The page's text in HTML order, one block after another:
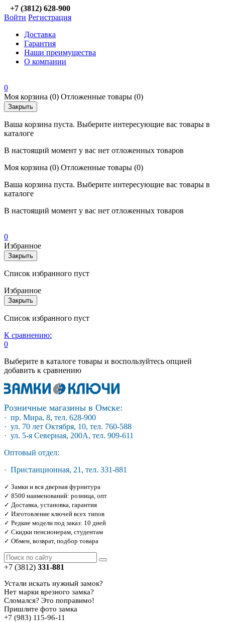
+7 (3812) 628-900
Войти Регистрация
Доставка
Гарантия
Наши преимущества
О компании
0
Моя корзина (0) Отложенные товары (0)
Закрыть
Ваша корзина пуста. Выберите интересующие вас товары в
каталоге
В настоящий момент у вас нет отложенных товаров
Моя корзина (0) Отложенные товары (0)
Ваша корзина пуста. Выберите интересующие вас товары в
каталоге
В настоящий момент у вас нет отложенных товаров
0
Избранное
Закрыть
Список избранного пуст
Избранное
Закрыть
Список избранного пуст
К сравнению:
0
Выберите в каталоге товары и воспользуйтесь опцией
добавить к сравнению
Розничные магазины в Омске:
· пр. Мира, 8, тел. 628-900
· ул. 70 лет Октября, 10, тел. 760-588
· ул. 5-я Северная, 200А, тел. 909-611
Оптовый отдел:
· Пристанционная, 21, тел. 331-881
✓ Замки и вся дверная фурнитура
✓ 8500 наименований: розница, опт
✓ Доставка, установка, гарантия
✓ Изготовление ключей всех типов
✓ Редкие модели под заказ: 10 дней
✓ Скидки пенсионерам, студентам
✓ Обмен, возврат, подбор товара
+7 (3812) 331-881
Устали искать нужный замок?
Нет марки врезного замка?
Сломался? Это поправимо!
Пришлите фото замка
+7 (983) 115-96-11